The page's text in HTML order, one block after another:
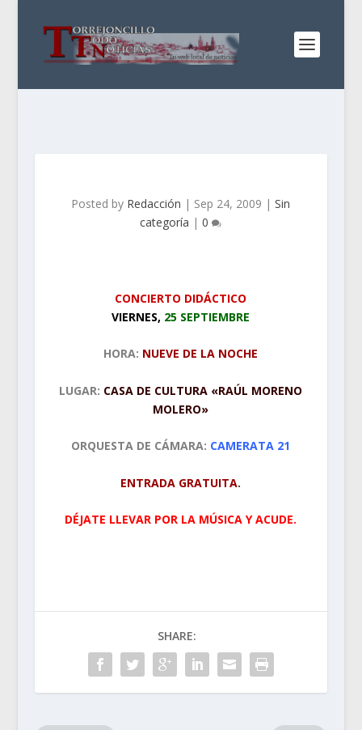
Posted by Redacción | Sep 24, 2009 |Sin
categoría |0
CONCIERTO DIDÁCTICO
VIERNES, 25 SEPTIEMBRE
HORA: NUEVE DE LA NOCHE
LUGAR: CASA DE CULTURA «RAÚL MORENO
MOLERO»
ORQUESTA DE CÁMARA: CAMERATA 21
ENTRADA GRATUITA.
DÉJATE LLEVAR POR LA MÚSICA Y ACUDE.
SHARE: